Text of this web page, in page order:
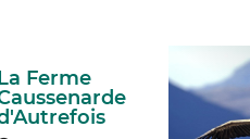
Ferme